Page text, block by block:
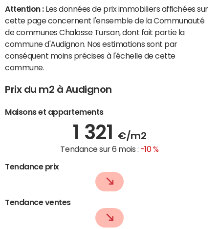
Attention : Les données de prix immobiliers affichées sur
cette page concernent l'ensemble de la Communauté
de communes Chalosse Tursan, dont fait partie la
commune d'Audignon. Nos estimations sont par
conséquent moins précises à l'échelle de cette
commune.
Prix du m2 à Audignon
Maisons et appartements
1 321 €/m2
Tendance sur 6 mois : -10 %
Tendance prix
Tendance ventes